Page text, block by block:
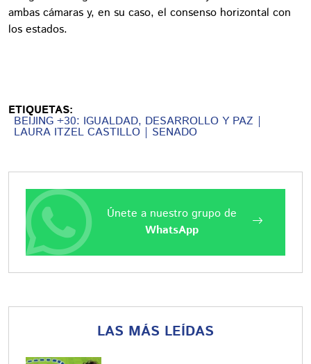
ambas cámaras y, en su caso, el consenso horizontal con
los estados.
ETIQUETAS:
BEIJING +30: IGUALDAD, DESARROLLO Y PAZ
LAURA ITZEL CASTILLO SENADO
Únete a nuestro grupo de
WhatsApp
LAS MÁS LEÍDAS